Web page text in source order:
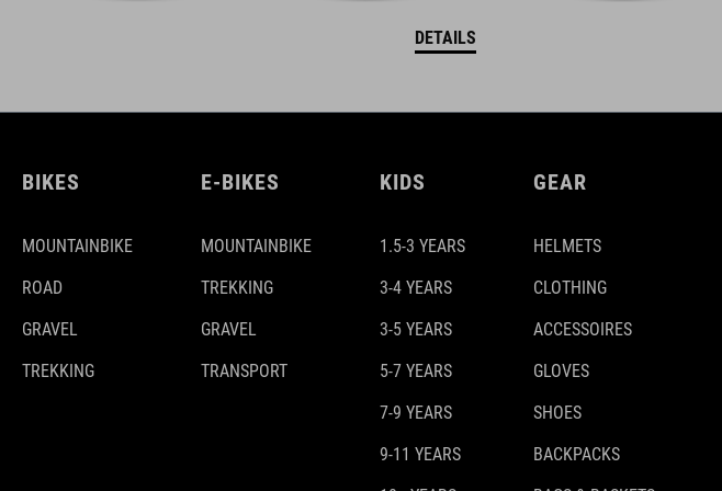
DETAILS
BIKES
MOUNTAINBIKE
ROAD
GRAVEL
TREKKING
E-BIKES
MOUNTAINBIKE
TREKKING
GRAVEL
TRANSPORT
KIDS
1.5-3 YEARS
3-4 YEARS
3-5 YEARS
5-7 YEARS
7-9 YEARS
9-11 YEARS
GEAR
HELMETS
CLOTHING
ACCESSOIRES
GLOVES
SHOES
BACKPACKS